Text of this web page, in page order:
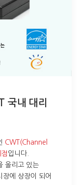
국내 대리
CWT(Channel
입니다.
올리고 있는
에 상장이 되어